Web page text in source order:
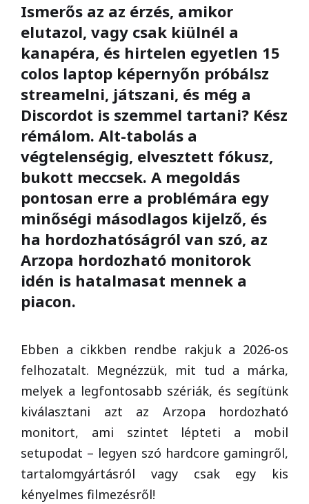
Ismerős az az érzés, amikor
elutazol, vagy csak kiülnél a
kanapéra, és hirtelen egyetlen 15
colos laptop képernyőn próbálsz
streamelni, játszani, és még a
Discordot is szemmel tartani? Kész
rémálom. Alt-tabolás a
végtelenségig, elvesztett fókusz,
bukott meccsek. A megoldás
pontosan erre a problémára egy
minőségi másodlagos kijelző, és
ha hordozhatóságról van szó, az
Arzopa hordozható monitorok
idén is hatalmasat mennek a
piacon.
Ebben a cikkben rendbe rakjuk a 2026-os
felhozatalt. Megnézzük, mit tud a márka,
melyek a legfontosabb szériák, és segítünk
kiválasztani azt az Arzopa hordozható
monitort, ami szintet lépteti a mobil
setupodat – legyen szó hardcore gamingről,
tartalomgyártásról vagy csak egy kis
kényelmes filmezésről!